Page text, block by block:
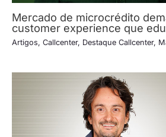
Mercado de microcrédito
customer experience que
Artigos, Callcenter, Destaque Callcenter,